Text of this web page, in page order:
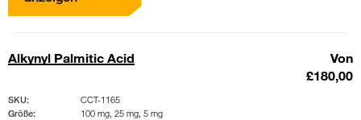
Alkynyl Palmitic Acid
Von
£180,00
SKU:
CCT-1165
Größe:
100 mg, 25 mg, 5 mg